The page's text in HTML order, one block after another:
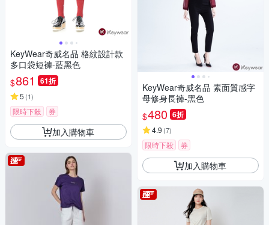
KeyWear奇威名品 格紋設計款
多口袋短褲-藍黑色
$861 61折
5 (1)
限時下殺 券
加入購物車
KeyWear奇威名品 素面質感字
母修身長褲-黑色
$480 6折
4.9 (7)
限時下殺 券
加入購物車